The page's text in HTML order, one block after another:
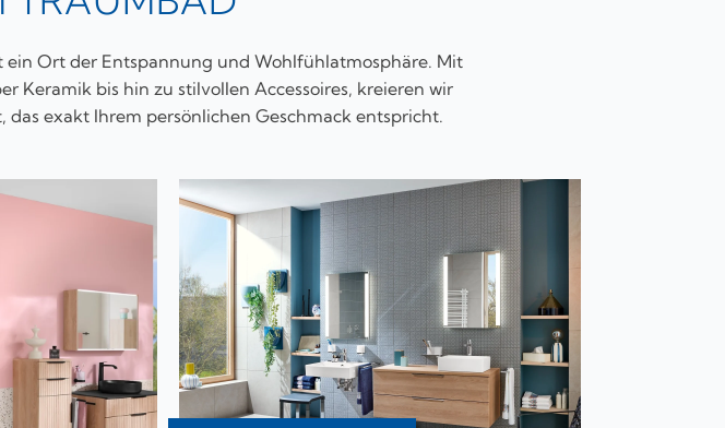
ein Ort der Entspannung und Wohlfühlatmosphäre. Mit
bis hin zu stilvollen Accessoires, kreieren wir
exakt Ihrem persönlichen Geschmack entspricht.